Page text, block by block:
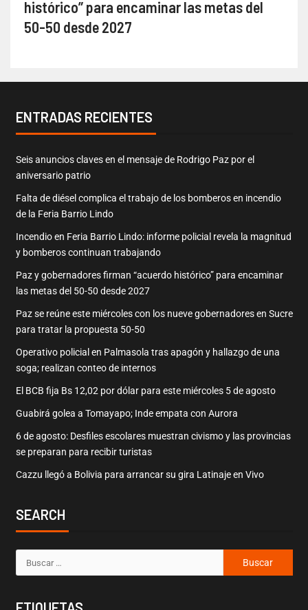
histórico” para encaminar las metas del
50-50 desde 2027
ENTRADAS RECIENTES
Seis anuncios claves en el mensaje de Rodrigo Paz por el
aniversario patrio
Falta de diésel complica el trabajo de los bomberos en incendio
de la Feria Barrio Lindo
Incendio en Feria Barrio Lindo: informe policial revela la magnitud
y bomberos continuan trabajando
Paz y gobernadores firman “acuerdo histórico” para encaminar
las metas del 50-50 desde 2027
Paz se reúne este miércoles con los nueve gobernadores en Sucre
para tratar la propuesta 50-50
Operativo policial en Palmasola tras apagón y hallazgo de una
soga; realizan conteo de internos
El BCB fija Bs 12,02 por dólar para este miércoles 5 de agosto
Guabirá golea a Tomayapo; Inde empata con Aurora
6 de agosto: Desfiles escolares muestran civismo y las provincias
se preparan para recibir turistas
Cazzu llegó a Bolivia para arrancar su gira Latinaje en Vivo
SEARCH